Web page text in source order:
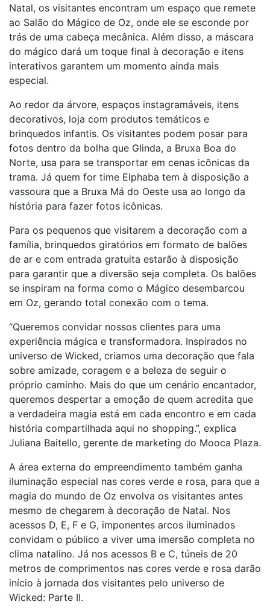
Natal, os visitantes encontram um espaço que remete
ao Salão do Mágico de Oz, onde ele se esconde por
trás de uma cabeça mecânica. Além disso, a máscara
do mágico dará um toque final à decoração e itens
interativos garantem um momento ainda mais
especial.
Ao redor da árvore, espaços instagramáveis, itens
decorativos, loja com produtos temáticos e
brinquedos infantis. Os visitantes podem posar para
fotos dentro da bolha que Glinda, a Bruxa Boa do
Norte, usa para se transportar em cenas icônicas da
trama. Já quem for time Elphaba tem à disposição a
vassoura que a Bruxa Má do Oeste usa ao longo da
história para fazer fotos icônicas.
Para os pequenos que visitarem a decoração com a
família, brinquedos giratórios em formato de balões
de ar e com entrada gratuita estarão à disposição
para garantir que a diversão seja completa. Os balões
se inspiram na forma como o Mágico desembarcou
em Oz, gerando total conexão com o tema.
“Queremos convidar nossos clientes para uma
experiência mágica e transformadora. Inspirados no
universo de Wicked, criamos uma decoração que fala
sobre amizade, coragem e a beleza de seguir o
próprio caminho. Mais do que um cenário encantador,
queremos despertar a emoção de quem acredita que
a verdadeira magia está em cada encontro e em cada
história compartilhada aqui no shopping.”, explica
Juliana Baitello, gerente de marketing do Mooca Plaza.
A área externa do empreendimento também ganha
iluminação especial nas cores verde e rosa, para que a
magia do mundo de Oz envolva os visitantes antes
mesmo de chegarem à decoração de Natal. Nos
acessos D, E, F e G, imponentes arcos iluminados
convidam o público a viver uma imersão completa no
clima natalino. Já nos acessos B e C, túneis de 20
metros de comprimentos nas cores verde e rosa darão
início à jornada dos visitantes pelo universo de
Wicked: Parte II.